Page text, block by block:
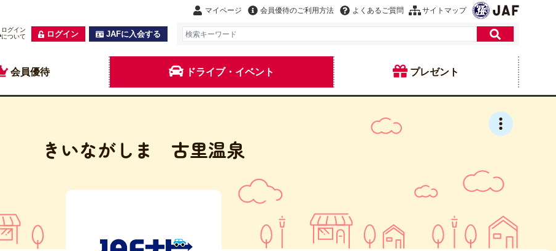
マイページ 会員優待のご利用方法 よくあるご質問 サイトマップ
ログイン
について
ログイン JAFに入会する
会員優待 ドライブ・イベント プレゼント
きいながしま 古里温泉